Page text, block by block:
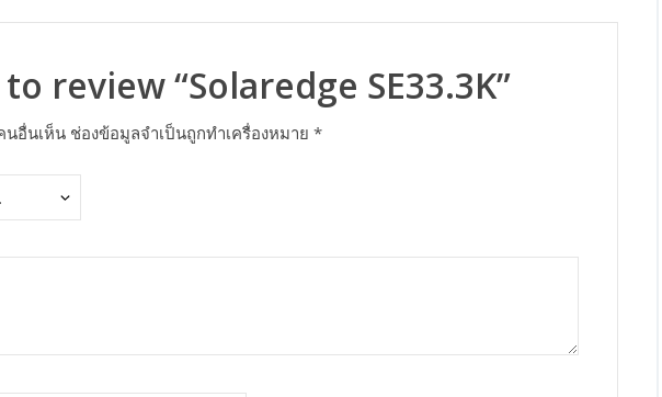
review “Solaredge SE33.3K”
นอื่นเห็น ช่องข้อมูลจำเป็นถูกทำเครื่องหมาย *